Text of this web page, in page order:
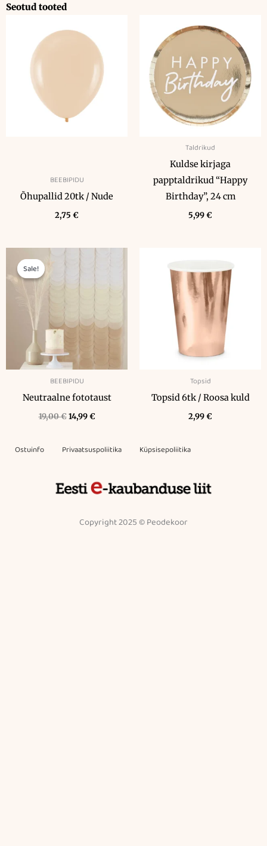
Seotud tooted
BEEBIPIDU
Õhupallid 20tk / Nude
2,75 €
Taldrikud
Kuldse kirjaga
papptaldrikud “Happy
Birthday”, 24 cm
5,99€
Sale!
Sale!
BEEBIPIDU
Neutraalne fototaust
19,00€
19,00 €.
14,99€
on:
Topsid
Topsid 6tk / Roosa kuld
2,99€
Ostuinfo Privaatsuspoliitika Küpsisepoliitika
Copyright 2025 © Peodekoor